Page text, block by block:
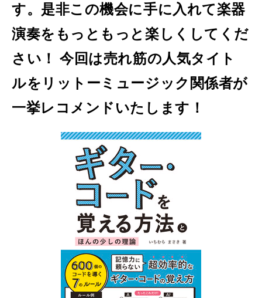
す。是非この機会に手に入れて楽器
演奏をもっともっと楽しくしてくだ
さい！ 今回は売れ筋の人気タイト
ルをリットーミュージック関係者が
一挙レコメンドいたします！